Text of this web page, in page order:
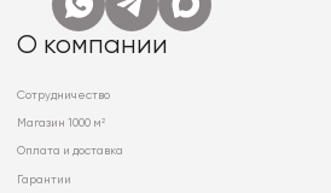
О компании
Сотрудничество
Магазин 1000 м²
Оплата и доставка
Гарантии